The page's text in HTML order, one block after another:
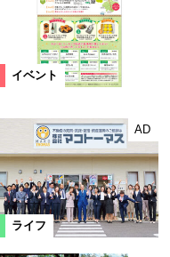
イベント
ライフ
AD